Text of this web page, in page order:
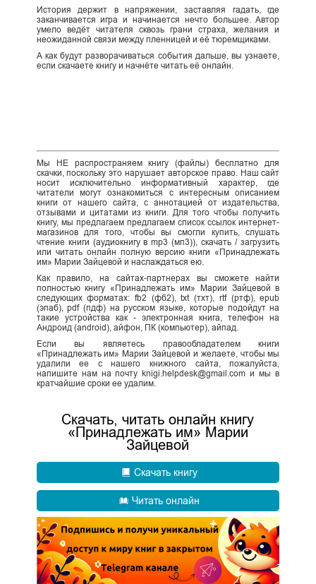
История держит в напряжении, заставляя гадать, где
заканчивается игра и начинается нечто большее. Автор
умело ведёт читателя сквозь грани страха, желания и
неожиданной связи между пленницей и её тюремщиками.
А как будут разворачиваться события дальше, вы узнаете,
если скачаете книгу и начнёте читать её онлайн.
Мы НЕ распространяем книгу (файлы) бесплатно для
скачки, поскольку это нарушает авторское право. Наш сайт
носит исключительно информативный характер, где
читатели могут ознакомиться с интересным описанием
книги от нашего сайта, с аннотацией от издательства,
отзывами и цитатами из книги. Для того чтобы получить
книгу, мы предлагаем предлагаем список ссылок интернет-
магазинов для того, чтобы вы смогли купить, слушать
чтение книги (аудиокнигу в mp3 (мп3)), скачать / загрузить
или читать онлайн полную версию книги «Принадлежать
им» Марии Зайцевой и наслаждаться ею.
Как правило, на сайтах-партнерах вы сможете найти
полностью книгу «Принадлежать им» Марии Зайцевой в
следующих форматах: fb2 (фб2), txt (тхт), rtf (ртф), epub
(эпаб), pdf (пдф) на русском языке, которые подойдут на
такие устройства как - электронная книга, телефон на
Андроид (android), айфон, ПК (компьютер), айпад.
Если вы являетесь правообладателем книги
«Принадлежать им» Марии Зайцевой и желаете, чтобы мы
удалили ее с нашего книжного сайта, пожалуйста,
напишите нам на почту knigi.helpdesk@gmail.com и мы в
кратчайшие сроки ее удалим.
Скачать, читать онлайн книгу
«Принадлежать им» Марии
Зайцевой
Скачать книгу
Читать онлайн